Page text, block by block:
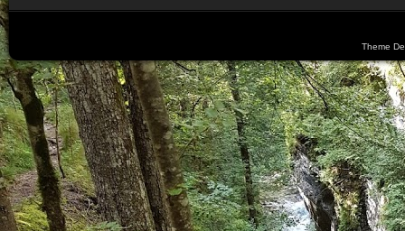
Theme